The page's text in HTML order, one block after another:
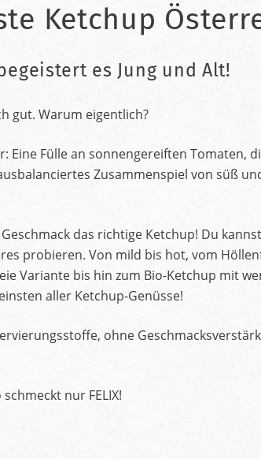
Ketchup
es Jung und Alt!
gut. Warum eigentlich?
Eine Fülle an sonnengereiften Tomaten,
Zusammenspiel von süß
das richtige Ketchup! Du
probieren. Von mild bis hot, vom
Variante bis hin zum Bio-Ketchup mit
aller Ketchup-Genüsse!
ohne
nur FELIX!